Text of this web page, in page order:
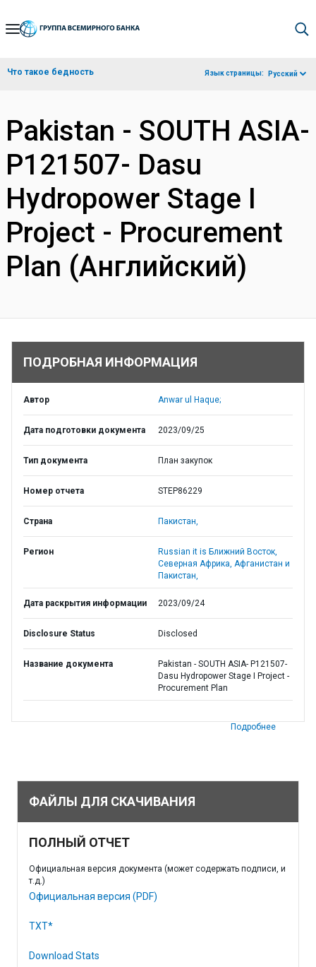
Skip
Navigation
Что такое бедность Язык страницы: Русский
Pakistan - SOUTH ASIA-
P121507- Dasu
Hydropower Stage I
Project - Procurement
Plan (Английский)
ПОДРОБНАЯ ИНФОРМАЦИЯ
Автор Anwar ul Haque;
Дата подготовки документа 2023/09/25
Тип документа План закупок
Номер отчета STEP86229
Страна Пакистан,
Регион
Russian it is Ближний Восток,
Северная Африка, Афганистан и
Пакистан,
Дата раскрытия информации 2023/09/24
Disclosure Status Disclosed
Название документа
Pakistan - SOUTH ASIA- P121507-
Dasu Hydropower Stage I Project -
Procurement Plan
Подробнее
ФАЙЛЫ ДЛЯ СКАЧИВАНИЯ
ПОЛНЫЙ ОТЧЕТ
Официальная версия документа (может содержать подписи, и
т.д.)
Официальная версия (PDF)
TXT*
Download Stats